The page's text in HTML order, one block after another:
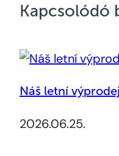
Kapcsolódó
Náš letní
2026.06.25.